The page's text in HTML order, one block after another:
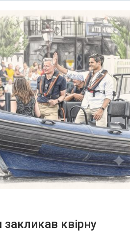
квірну